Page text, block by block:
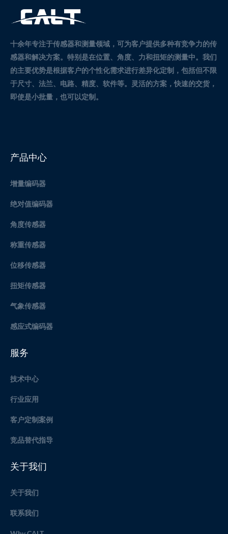
十余年专注于传感器和测量领域，可为客户提供多种有竞争力的传
感器和解决方案。 特别是在位置、角度、力和扭矩的测量中。 我们
的主要优势是根据客户的个性化需求进行差异化定制，包括但不限
于尺寸、法兰、电路、精度、软件等。灵活的方案，快速的交货，
即使是小批量，也可以定制。
产品中心
增量编码器
绝对值编码器
角度传感器
称重传感器
位移传感器
扭矩传感器
气象传感器
感应式编码器
服务
技术中心
行业应用
客户定制案例
竞品替代指导
关于我们
关于我们
联系我们